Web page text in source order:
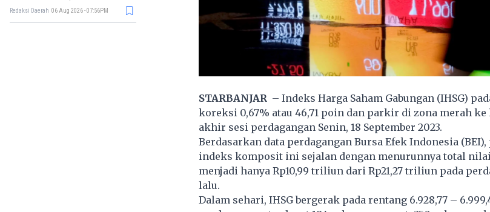
Kini Berapa Rupiah?
Redaksi Daerah 06 Aug 2026 - 07:56PM
STARBANJAR – Indeks Harga Saham Gabungan (IHSG)
koreksi 0,67% atau 46,71 poin dan parkir di zona merah ke
akhir sesi perdagangan Senin, 18 September 2023.
Berdasarkan data perdagangan Bursa Efek Indonesia
indeks komposit ini sejalan dengan menurunnya total
menjadi hanya Rp10,99 triliun dari Rp21,27 triliun pada
lalu.
Dalam sehari, IHSGbergerak pada rentang 6.928,77 –